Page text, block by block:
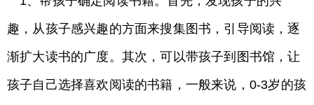
趣，从孩子感兴趣的方面来搜集图书，引导阅读，逐
渐扩大读书的广度。其次，可以带孩子到图书馆，让
孩子自己选择喜欢阅读的书籍，一般来说，0-3岁的孩